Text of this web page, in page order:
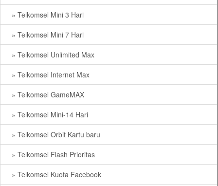
» Telkomsel Mini 3 Hari
» Telkomsel Mini 7 Hari
» Telkomsel Unlimited Max
» Telkomsel Internet Max
» Telkomsel GameMAX
» Telkomsel Mini-14 Hari
» Telkomsel Orbit Kartu baru
» Telkomsel Flash Prioritas
» Telkomsel Kuota Facebook